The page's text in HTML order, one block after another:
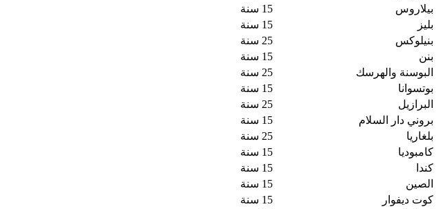
بيلاروس
15 سنة
بليز
15 سنة
بنيلوكس
25 سنة
بنن
15 سنة
البوسنة والهرسك
25 سنة
بوتسوانا
15 سنة
البرازيل
25 سنة
بروني دار السلام
15 سنة
بلغاريا
25 سنة
كامبوديا
15 سنة
كندا
15 سنة
الصين
15 سنة
كوت ديفوار
15 سنة